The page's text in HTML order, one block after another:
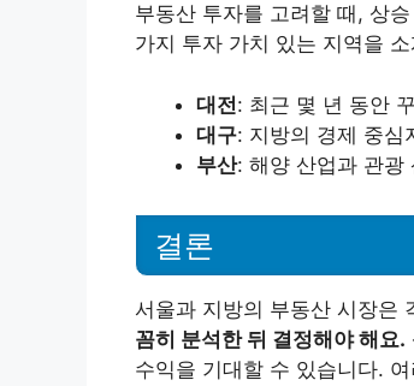
부동산 투자를 고려할 때, 상
가지 투자 가치 있는 지역을
대전: 최근 몇 년 동안
대구: 지방의 경제 중심
부산: 해양 산업과 관광
결론
서울과 지방의 부동산 시장은
꼼히 분석한 뒤 결정해야 해요.
수익을 기대할 수 있습니다.